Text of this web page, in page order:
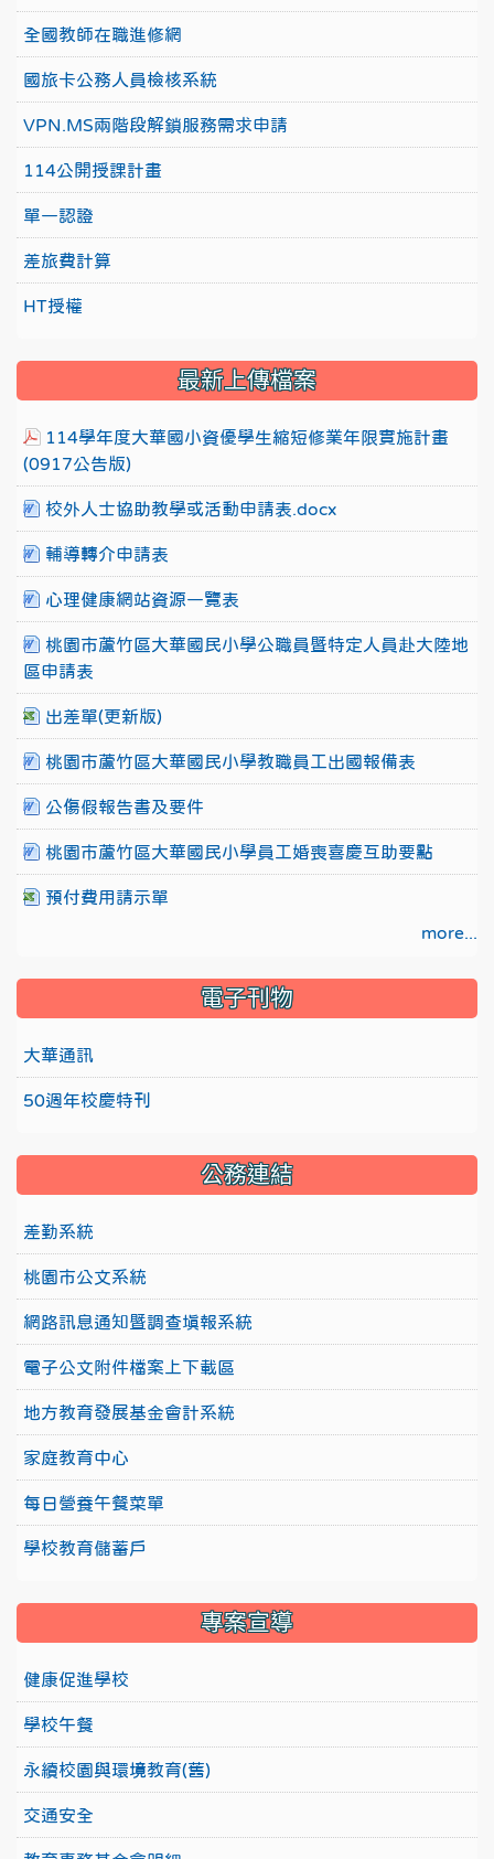
全國教師在職進修網
國旅卡公務人員檢核系統
VPN.MS兩階段解鎖服務需求申請
114公開授課計畫
單一認證
差旅費計算
HT授權
最新上傳檔案
114學年度大華國小資優學生縮短修業年限實施計畫
(0917公告版)
校外人士協助教學或活動申請表.docx
輔導轉介申請表
心理健康網站資源一覽表
桃園市蘆竹區大華國民小學公職員暨特定人員赴大陸地
區申請表
出差單(更新版)
桃園市蘆竹區大華國民小學教職員工出國報備表
公傷假報告書及要件
桃園市蘆竹區大華國民小學員工婚喪喜慶互助要點
預付費用請示單
more...
電子刊物
大華通訊
50週年校慶特刊
公務連結
差勤系統
桃園市公文系統
網路訊息通知暨調查填報系統
電子公文附件檔案上下載區
地方教育發展基金會計系統
家庭教育中心
每日營養午餐菜單
學校教育儲蓄戶
專案宣導
健康促進學校
學校午餐
永續校園與環境教育(舊)
交通安全